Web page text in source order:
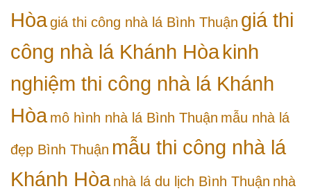
Hòagiá thi công nhà lá Bình Thuận giá thi
công nhà lá Khánh Hòakinh
nghiệm thi công nhà lá Khánh
Hòa mô hình nhà lá Bình Thuận mẫu nhà lá
đẹp Bình Thuận mẫu thi công nhà lá
Khánh Hòa nhà lá du lịch Bình Thuận nhà